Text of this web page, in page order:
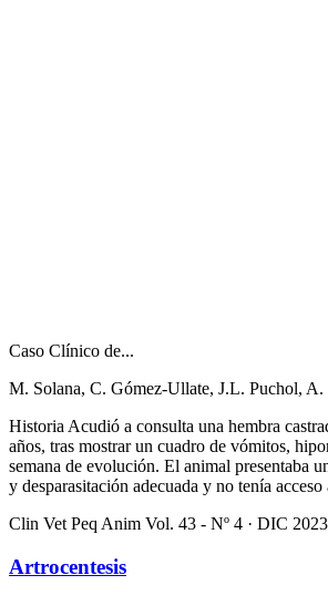
Caso Clínico de...
M. Solana, C. Gómez-Ullate, J.L. Puchol, A.
Historia Acudió a consulta una hembra
años, tras mostrar un cuadro de vómitos,
semana de evolución. El animal presentaba
y desparasitación adecuada y no tenía acceso
Clin Vet Peq Anim Vol. 43 - Nº 4 · DIC 2023
Artrocentesis